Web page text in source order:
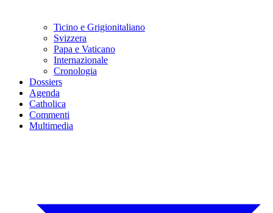
Ticino e Grigionitaliano
Svizzera
Papa e Vaticano
Internazionale
Cronologia
Dossiers
Agenda
Catholica
Commenti
Multimedia